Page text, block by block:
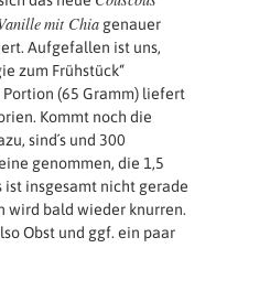
mit Chia genauer
Aufgefallen ist uns,
zum Frühstück“
(65 Gramm) liefert
Kommt noch die
sind´s und 300
genommen, die 1,5
ist insgesamt nicht gerade
wird bald wieder knurren.
Obst und ggf. ein paar